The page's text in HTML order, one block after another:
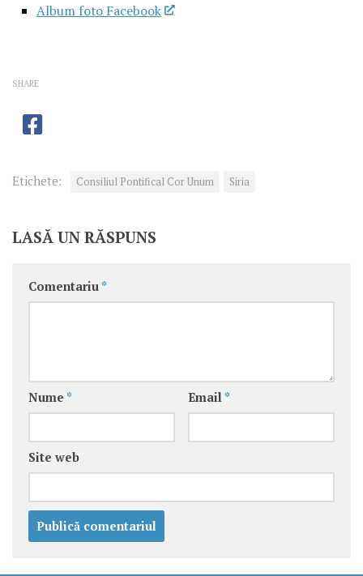
Album foto Facebook
SHARE
Etichete: Consiliul Pontifical Cor Unum Siria
LASĂ UN RĂSPUNS
Comentariu *
Nume * Email *
Site web